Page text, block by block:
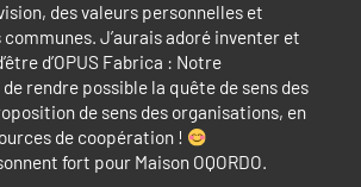
des valeurs personnelles et
J’aurais adoré inventer et
d’OPUS Fabrica : Notre
rendre possible la quête de sens des
de sens des organisations, en
de coopération !
fort pour Maison OQORDO.